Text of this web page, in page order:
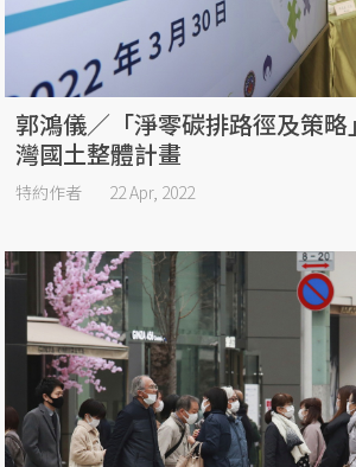
郭鴻儀／「淨零碳排路徑及策
灣國土整體計畫
特約作者 22 Apr, 2022